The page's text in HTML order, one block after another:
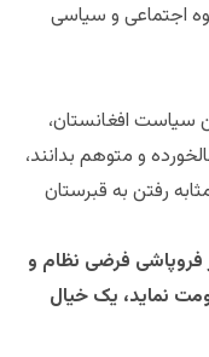
اجتماعی و سیاسی
سیاست افغانستان،
و متوهم بدانند،
رفتن به قبرستان
فروپاشی فرضی نظام و
نماید، یک خیال